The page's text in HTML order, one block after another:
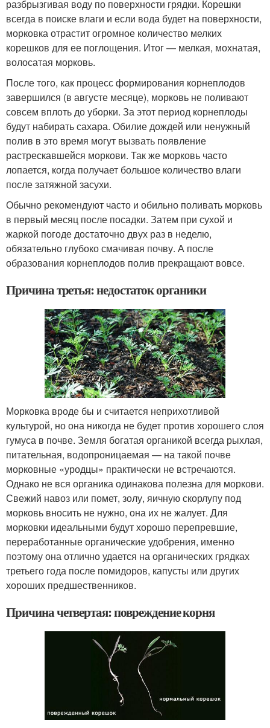
разбрызгивая воду по поверхности грядки. Корешки
всегда в поиске влаги и если вода будет на поверхности,
морковка отрастит огромное количество мелких
корешков для ее поглощения. Итог — мелкая, мохнатая,
волосатая морковь.
После того, как процесс формирования корнеплодов
завершился (в августе месяце), морковь не поливают
совсем вплоть до уборки. За этот период корнеплоды
будут набирать сахара. Обилие дождей или ненужный
полив в это время могут вызвать появление
растрескавшейся моркови. Так же морковь часто
лопается, когда получает большое количество влаги
после затяжной засухи.
Обычно рекомендуют часто и обильно поливать морковь
в первый месяц после посадки. Затем при сухой и
жаркой погоде достаточно двух раз в неделю,
обязательно глубоко смачивая почву. А после
образования корнеплодов полив прекращают вовсе.
Причина третья: недостаток органики
Морковка вроде бы и считается неприхотливой
культурой, но она никогда не будет против хорошего слоя
гумуса в почве. Земля богатая органикой всегда рыхлая,
питательная, водопроницаемая — на такой почве
морковные «уродцы» практически не встречаются.
Однако не вся органика одинакова полезна для моркови.
Свежий навоз или помет, золу, яичную скорлупу под
морковь вносить не нужно, она их не жалует. Для
морковки идеальными будут хорошо перепревшие,
переработанные органические удобрения, именно
поэтому она отлично удается на органических грядках
третьего года после помидоров, капусты или других
хороших предшественников.
Причина четвертая: повреждение корня